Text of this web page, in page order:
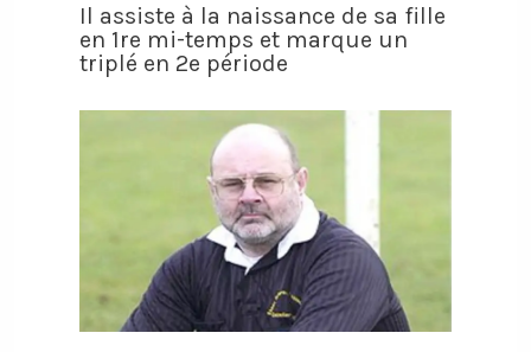
Il assiste à la naissance de sa fille
en 1re mi-temps et marque un
triplé en 2e période